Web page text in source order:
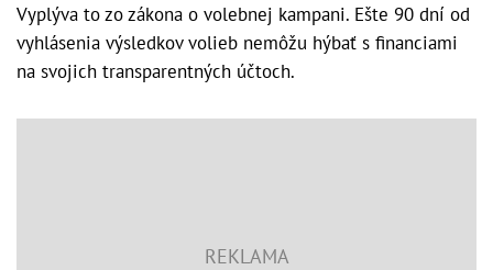
Vyplýva to zo zákona o volebnej kampani. Ešte 90 dní od
vyhlásenia výsledkov volieb nemôžu hýbať s financiami
na svojich transparentných účtoch.